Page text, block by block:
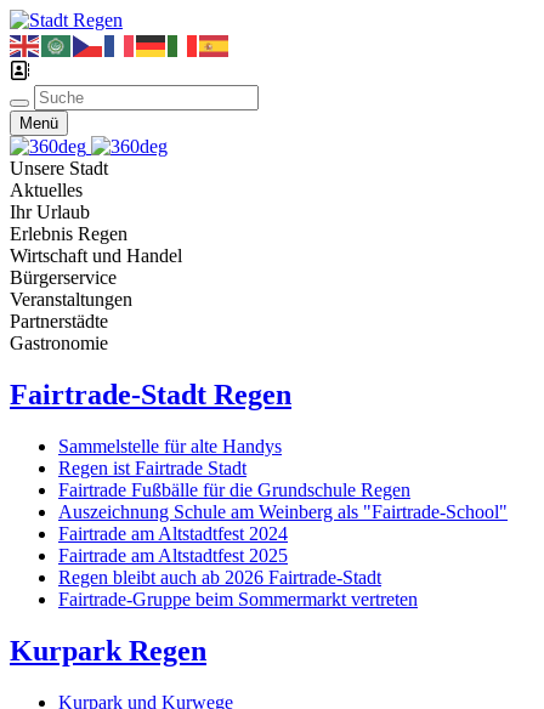
Menü
Unsere Stadt
Aktuelles
Ihr Urlaub
Erlebnis Regen
Wirtschaft und Handel
Bürgerservice
Veranstaltungen
Partnerstädte
Gastronomie
Fairtrade-Stadt Regen
Sammelstelle für alte Handys
Regen ist Fairtrade Stadt
Fairtrade Fußbälle für die Grundschule Regen
Auszeichnung Schule am Weinberg als "Fairtrade-School"
Fairtrade am Altstadtfest 2024
Fairtrade am Altstadtfest 2025
Regen bleibt auch ab 2026 Fairtrade-Stadt
Fairtrade-Gruppe beim Sommermarkt vertreten
Kurpark Regen
Kurpark und Kurwege